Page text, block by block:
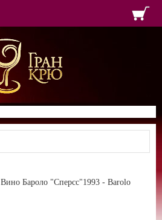
ПАРОЛЬ
ФОРМА ОБРАТНОЙ
ТЕЛЕФОН:
ИМЯ
ПАРОЛЬ
Вино Бароло "Сперсс"1993 - Barolo